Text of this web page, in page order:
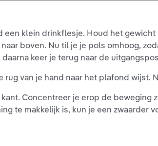
klein drinkflesje. Houd het
boven. Nu til je je pols omhoog,
keer je terug naar de
van je hand naar het plafond wijst.
Concentreer je erop de
te makkelijk is, kun je een zwaarder